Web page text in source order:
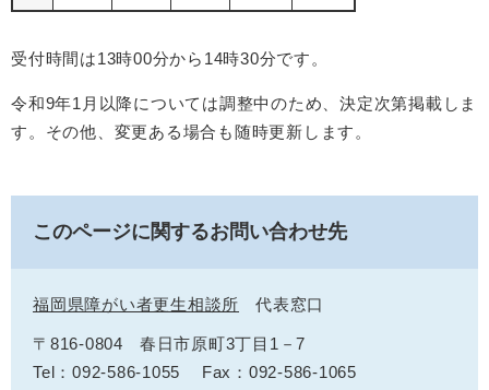
受付時間は13時00分から14時30分です。
令和9年1月以降については調整中のため、決定次第掲載しま
す。その他、変更ある場合も随時更新します。
このページに関するお問い合わせ先
福岡県障がい者更生相談所 代表窓口
〒816-0804
春日市原町3丁目1－7
Tel：092-586-1055
Fax：092-586-1065